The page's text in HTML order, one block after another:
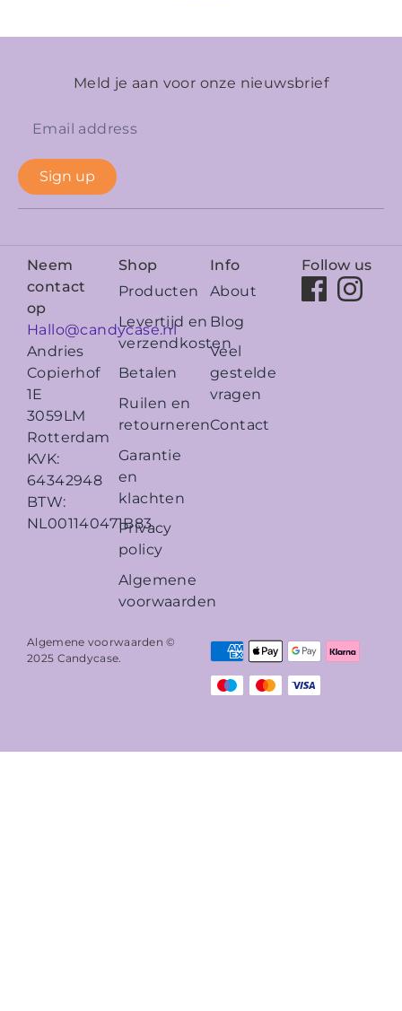
Meld je aan voor onze nieuwsbrief
Sign up
Neem
contact
op
Hallo@candycase.nl
Andries
Copierhof
1E
3059LM
Rotterdam
KVK:
64342948
BTW:
NL001140471B83
Shop
Producten
Levertijd en
verzendkosten
Betalen
Ruilen en
retourneren
Garantie
en
klachten
Privacy
policy
Algemene
voorwaarden
Info
About
Blog
Veel
gestelde
vragen
Contact
Follow us
Algemene voorwaarden ©
2025 Candycase.